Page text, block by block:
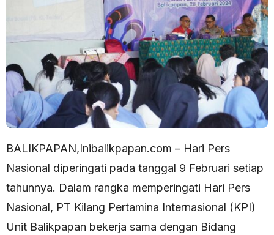
BALIKPAPAN,Inibalikpapan.com – Hari Pers
Nasional diperingati pada tanggal 9 Februari setiap
tahunnya. Dalam rangka memperingati Hari Pers
Nasional, PT Kilang Pertamina Internasional (KPI)
Unit Balikpapan bekerja sama dengan Bidang